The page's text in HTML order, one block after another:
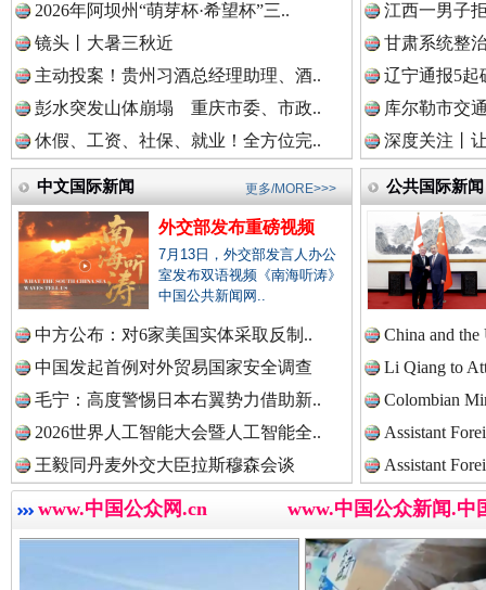
中国法治新闻网.
中国法院新闻网.
中国检察新闻网.
中国医药新闻网.
中国企业新闻网.
中国农业新闻网.
“后车司机肯定在骂我” 全民健
2026年阿坝州“萌芽杯·希望杯”三..
镜头丨大暑三秋近
主动投案！贵州习酒总经理助理、酒..
彭水突发山体崩塌 重庆市委、市政..
休假、工资、社保、就业！全方位完..
江西一男子
甘肃系统整
辽宁通报5起
库尔勒市交
深度关注丨
中文国际新闻
外交部发布重磅视频
7月13日，外交部发言人办公
室发布双语视频《南海听涛》
中国公共新闻网..
中方公布：对6家美国实体采取反制..
中国发起首例对外贸易国家安全调查
毛宁：高度警惕日本右翼势力借助新..
2026世界人工智能大会暨人工智能全..
王毅同丹麦外交大臣拉斯穆森会谈
更多/MORE>>> 公共国际新闻
China and
Li Qiang to
Colombian
Assistant
Assistant
www.中国公众网.cn www.中国公众新闻.中